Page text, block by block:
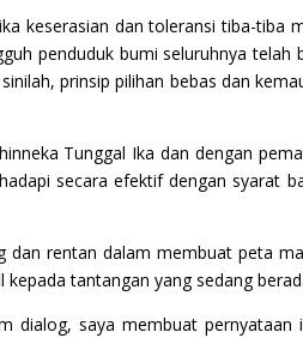
keserasian dan toleransi tiba-tiba
penduduk bumi seluruhnya
prinsip pilihan bebas dan
Tunggal Ika dan dengan
secara efektif dengan syarat
rentan dalam membuat peta
tantangan yang sedang
dialog, saya membuat